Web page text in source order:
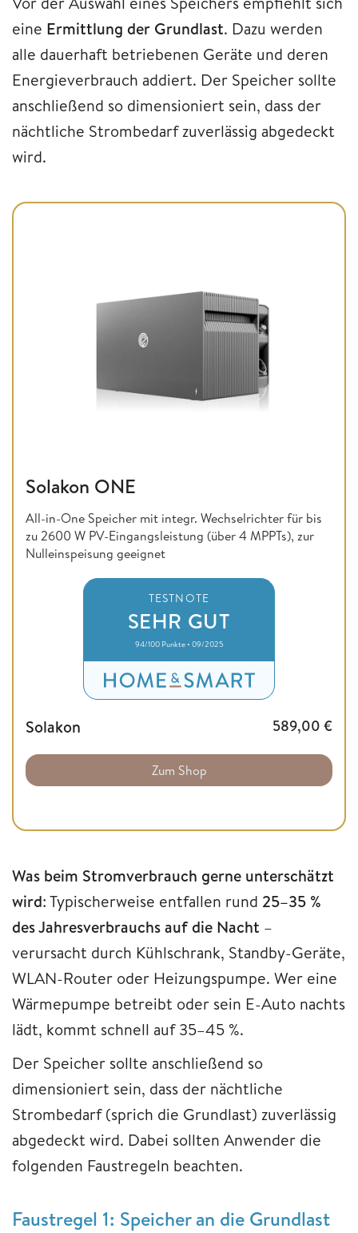
eine Ermittlung der Grundlast. Dazu werden
alle dauerhaft betriebenen Geräte und deren
Energieverbrauch addiert. Der Speicher sollte
anschließend so dimensioniert sein, dass der
nächtliche Strombedarf zuverlässig abgedeckt
wird.
Solakon ONE
All-in-One Speicher mit integr. Wechselrichter für bis
zu 2600 W PV-Eingangsleistung (über 4 MPPTs), zur
Nulleinspeisung geeignet
TESTNOTE
SEHR GUT
94/100 Punkte • 09/2025
Solakon 589,00 €
Zum Shop
Was beim Stromverbrauch gerne unterschätzt
wird: Typischerweise entfallen rund 25–35 %
des Jahresverbrauchs auf die Nacht –
verursacht durch Kühlschrank, Standby-Geräte,
WLAN-Router oder Heizungspumpe. Wer eine
Wärmepumpe betreibt oder sein E-Auto nachts
lädt, kommt schnell auf 35–45 %.
Der Speicher sollte anschließend so
dimensioniert sein, dass der nächtliche
Strombedarf (sprich die Grundlast) zuverlässig
abgedeckt wird. Dabei sollten Anwender die
folgenden Faustregeln beachten.
Faustregel 1: Speicher an die Grundlast